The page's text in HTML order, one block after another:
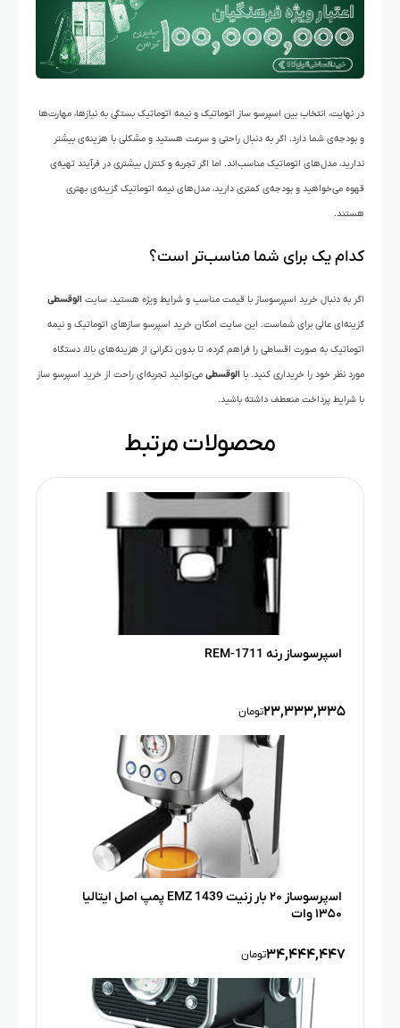
در نهایت، انتخاب بین اسپرسو ساز اتوماتیک و نیمه اتوماتیک بستگی به نیازها، مهارت‌ها
و بودجه‌ی شما دارد. اگر به دنبال راحتی و سرعت هستید و مشکلی با هزینه‌ی بیشتر
ندارید، مدل‌های اتوماتیک مناسب‌اند. اما اگر تجربه و کنترل بیشتری در فرآیند تهیه‌ی
قهوه می‌خواهید و بودجه‌ی کمتری دارید، مدل‌های نیمه اتوماتیک گزینه‌ی بهتری
هستند.
کدام یک برای شما مناسب‌تر است؟
اگر به دنبال خرید اسپرسوساز با قیمت مناسب و شرایط ویژه هستید، سایت الوقسطی
گزینه‌ای عالی برای شماست. این سایت امکان خرید اسپرسو سازهای اتوماتیک و نیمه
اتوماتیک به صورت اقساطی را فراهم کرده، تا بدون نگرانی از هزینه‌های بالا، دستگاه
مورد نظر خود را خریداری کنید. با الوقسطی می‌توانید تجربه‌ای راحت از خرید اسپرسو ساز
با شرایط پرداخت منعطف داشته باشید.
محصولات مرتبط
اسپرسوساز رنه REM-1711
۲۳,۳۳۳,۳۳۵تومان
اﺳپرﺳﻮﺳﺎز ۲۰ ﺑﺎر زنیت EMZ 1439 پمپ اﺻﻞ اﯾﺘﺎﻟﯿﺎ
۱۳۵۰ وات
۳۴,۴۴۴,۴۴۷تومان